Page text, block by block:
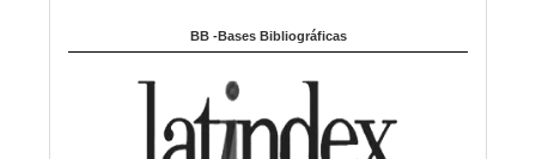
BB -Bases Bibliográficas